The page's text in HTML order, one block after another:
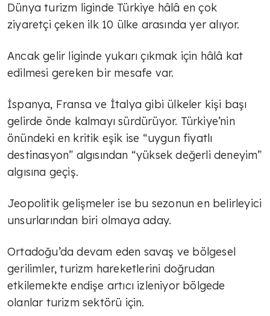
Dünya turizm liginde Türkiye hâlâ en çok
ziyaretçi çeken ilk 10 ülke arasında yer alıyor.
Ancak gelir liginde yukarı çıkmak için hâlâ kat
edilmesi gereken bir mesafe var.
İspanya, Fransa ve İtalya gibi ülkeler kişi başı
gelirde önde kalmayı sürdürüyor. Türkiye’nin
önündeki en kritik eşik ise “uygun fiyatlı
destinasyon” algısından “yüksek değerli deneyim”
algısına geçiş.
Jeopolitik gelişmeler ise bu sezonun en belirleyici
unsurlarından biri olmaya aday.
Ortadoğu’da devam eden savaş ve bölgesel
gerilimler, turizm hareketlerini doğrudan
etkilemekte endişe artıcı izleniyor bölgede
olanlar turizm sektörü için.